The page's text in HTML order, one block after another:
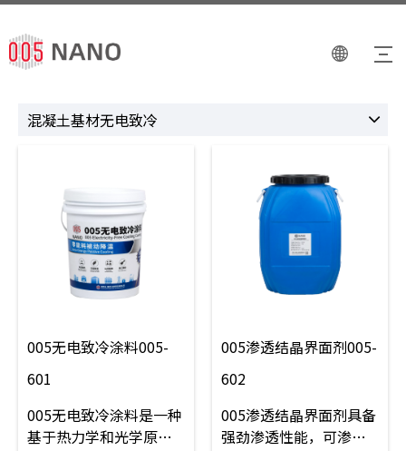
混凝土基材无电致冷
005无电致冷涂料005-
601
005无电致冷涂料是一种
基于热力学和光学原理
005渗透结晶界面剂005-
602
005渗透结晶界面剂具备
强劲渗透性能，可渗入